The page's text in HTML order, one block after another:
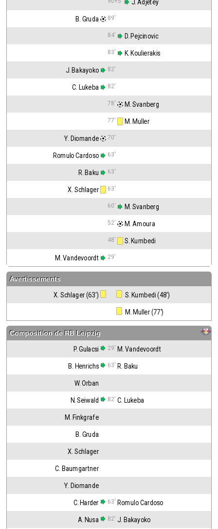
J. Adjetey
B. Gruda 89'
84' D. Pejcinovic
83' K. Koulierakis
J. Bakayoko 82'
C. Lukeba 82'
78' M. Svanberg
77' M. Muller
Y. Diomande 70'
Romulo Cardoso 63'
R. Baku 63'
X. Schlager 63'
60' M. Svanberg
52' M. Amoura
48' S. Kumbedi
M. Vandevoordt 29'
Avertissements
X. Schlager (63') S. Kumbedi (48')
M. Muller (77')
Composition de RB Leipzig
P. Gulacsi 29' M. Vandevoordt
B. Henrichs 63' R. Baku
W. Orban
N. Seiwald 82' C. Lukeba
M. Finkgrafe
B. Gruda
X. Schlager
C. Baumgartner
Y. Diomande
C. Harder 63' Romulo Cardoso
A. Nusa 82' J. Bakayoko